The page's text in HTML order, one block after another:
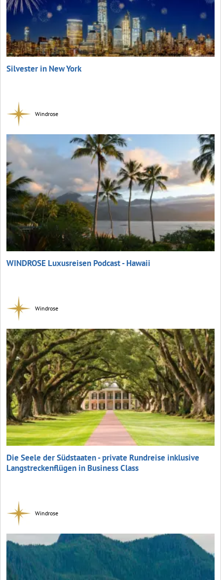
Silvester in New York
Windrose
WINDROSE Luxusreisen Podcast - Hawaii
Windrose
Die Seele der Südstaaten - private Rundreise inklusive
Langstreckenflügen in Business Class
Windrose